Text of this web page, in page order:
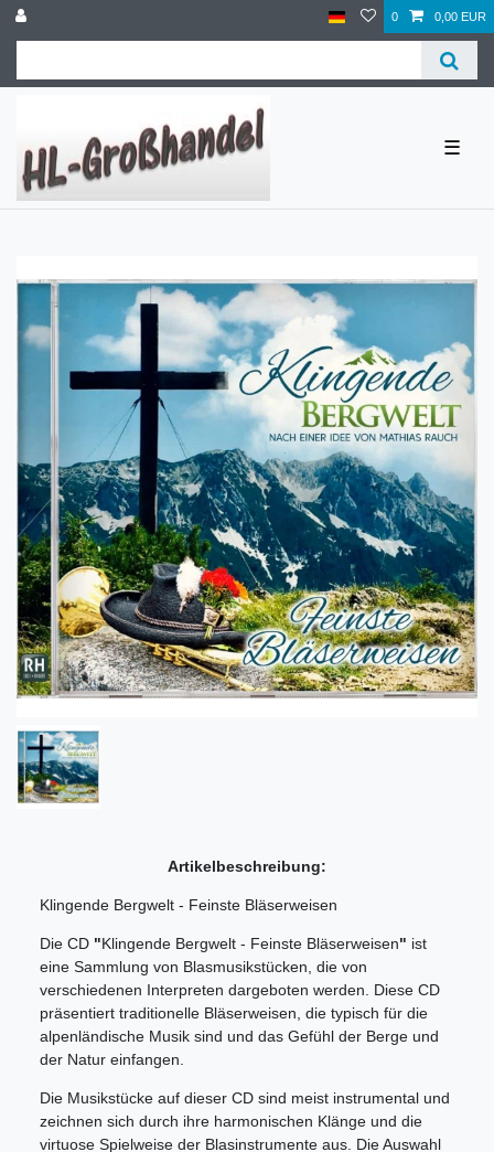
0 0,00 EUR
☰
Artikelbeschreibung:
Klingende Bergwelt - Feinste Bläserweisen
Die CD "Klingende Bergwelt - Feinste Bläserweisen" ist
eine Sammlung von Blasmusikstücken, die von
verschiedenen Interpreten dargeboten werden. Diese CD
präsentiert traditionelle Bläserweisen, die typisch für die
alpenländische Musik sind und das Gefühl der Berge und
der Natur einfangen.
Die Musikstücke auf dieser CD sind meist instrumental und
zeichnen sich durch ihre harmonischen Klänge und die
virtuose Spielweise der Blasinstrumente aus. Die Auswahl